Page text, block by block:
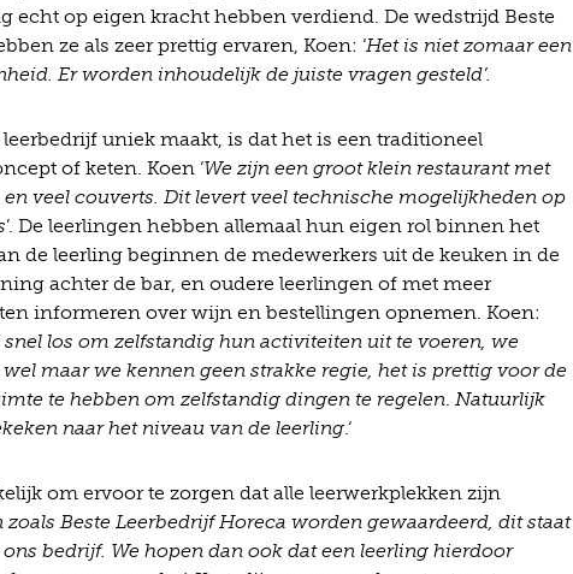
echt op eigen kracht hebben verdiend. De wedstrijd Beste
ze als zeer prettig ervaren, Koen: ‘Het is niet zomaar een
Er worden inhoudelijk de juiste vragen gesteld’.
uniek maakt, is dat het is een traditioneel
of keten. Koen ‘We zijn een groot klein restaurant met
en veel couverts. Dit levert veel technische mogelijkheden op
’. De leerlingen hebben allemaal hun eigen rol binnen het
de leerling beginnen de medewerkers uit de keuken in de
achter de bar, en oudere leerlingen of met meer
informeren over wijn en bestellingen opnemen. Koen:
los om zelfstandig hun activiteiten uit te voeren, we
maar we kennen geen strakke regie, het is prettig voor de
te hebben om zelfstandig dingen te regelen. Natuurlijk
naar het niveau van de leerling.‘
om ervoor te zorgen dat alle leerwerkplekken zijn
zoals Beste Leerbedrijf Horeca worden gewaardeerd, dit staat
bedrijf. We hopen dan ook dat een leerling hierdoor